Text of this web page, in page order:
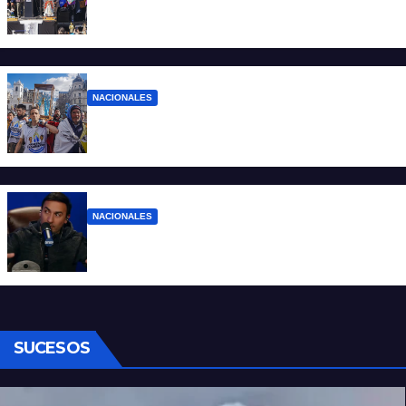
NACIONALES
NACIONALES
SUCESOS